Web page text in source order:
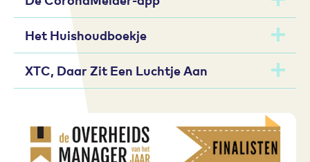
Het Huishoudboekje
XTC, Daar Zit Een Luchtje Aan